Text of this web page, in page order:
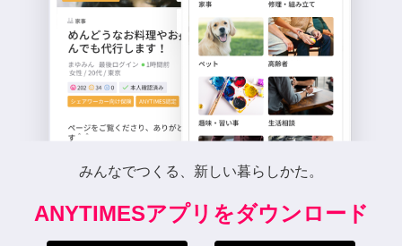
みんなでつくる、新しい暮らしかた。
ANYTIMESアプリをダウンロード